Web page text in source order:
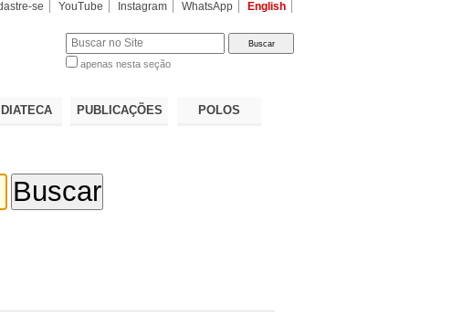
se YouTube Instagram WhatsApp English
apenas nesta seção
PUBLICAÇÕES POLOS